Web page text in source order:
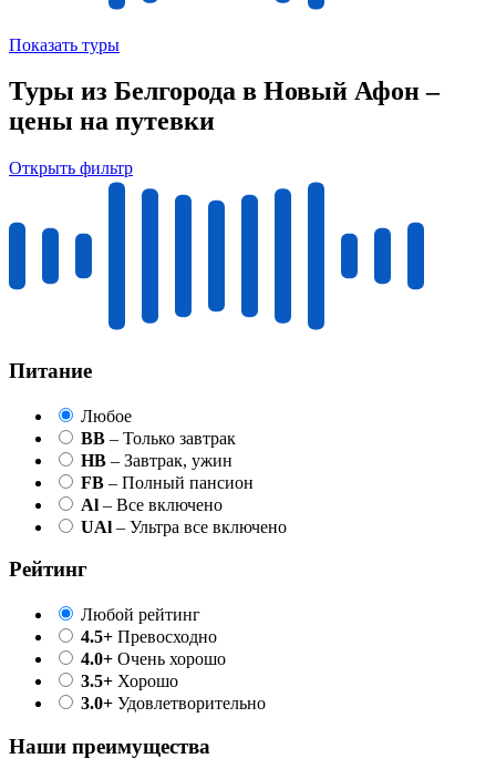
Показать туры
Туры из Белгорода в Новый Афон –
цены на путевки
Открыть фильтр
Питание
Любое
BB – Только завтрак
HB – Завтрак, ужин
FB – Полный пансион
Al – Все включено
UAl – Ультра все включено
Рейтинг
Любой рейтинг
4.5+ Превосходно
4.0+ Очень хорошо
3.5+ Хорошо
3.0+ Удовлетворительно
Наши преимущества